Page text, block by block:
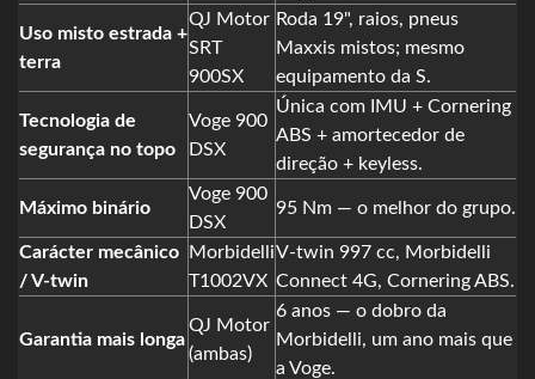
Uso misto estrada +
terra
QJ Motor
SRT
900SX
Roda 19", raios, pneus
Maxxis mistos; mesmo
equipamento da S.
Tecnologia de
segurança no topo
Voge 900
DSX
Única com IMU + Cornering
ABS + amortecedor de
direção + keyless.
Máximo binário
Voge 900
DSX
95 Nm — o melhor do grupo.
Carácter mecânico
/ V-twin
Morbidelli
T1002VX
V-twin 997 cc, Morbidelli
Connect 4G, Cornering ABS.
Garantia mais longa
QJ Motor
(ambas)
6 anos — o dobro da
Morbidelli, um ano mais que
a Voge.